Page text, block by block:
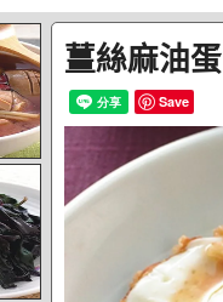
薑絲麻油蛋
Save